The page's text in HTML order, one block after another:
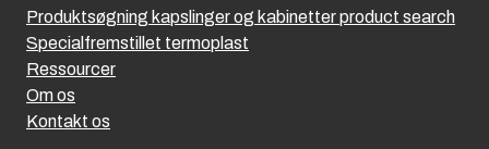
Produktsøgning kapslinger og kabinetter product search
Specialfremstillet termoplast
Ressourcer
Om os
Kontakt os